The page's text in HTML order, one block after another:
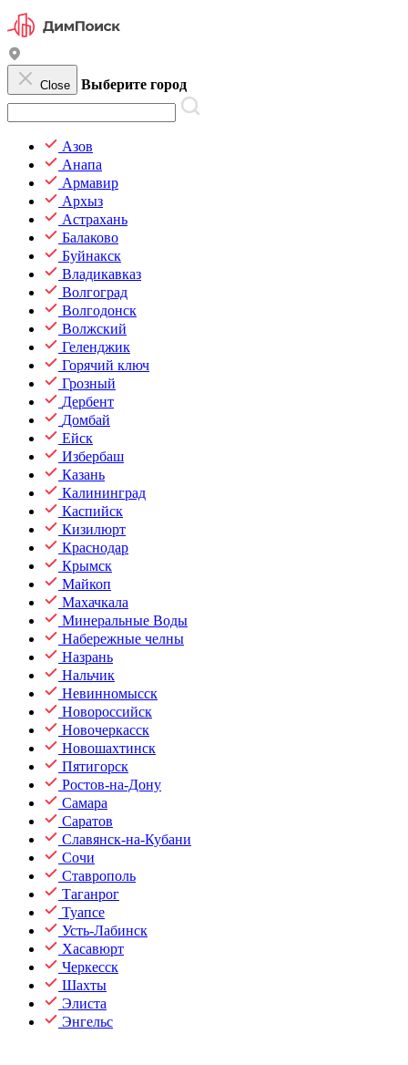
Close Выберите город
Азов
Анапа
Армавир
Архыз
Астрахань
Балаково
Буйнакск
Владикавказ
Волгоград
Волгодонск
Волжский
Геленджик
Горячий ключ
Грозный
Дербент
Домбай
Ейск
Избербаш
Казань
Калининград
Каспийск
Кизилюрт
Краснодар
Крымск
Майкоп
Махачкала
Минеральные Воды
Набережные челны
Назрань
Нальчик
Невинномысск
Новороссийск
Новочеркасск
Новошахтинск
Пятигорск
Ростов-на-Дону
Самара
Саратов
Славянск-на-Кубани
Сочи
Ставрополь
Таганрог
Туапсе
Усть-Лабинск
Хасавюрт
Черкесск
Шахты
Элиста
Энгельс